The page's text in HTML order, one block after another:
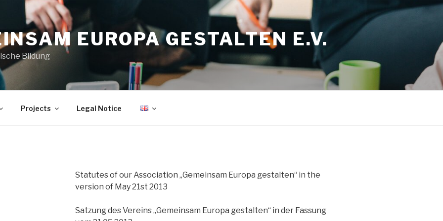
EUROPA GESTALTEN E.V.
Bildung
Projects Legal Notice
Statutes of our Association „Gemeinsam Europa gestalten“ in the
version of May 21st 2013
Satzung des Vereins „Gemeinsam Europa gestalten“ in der Fassung